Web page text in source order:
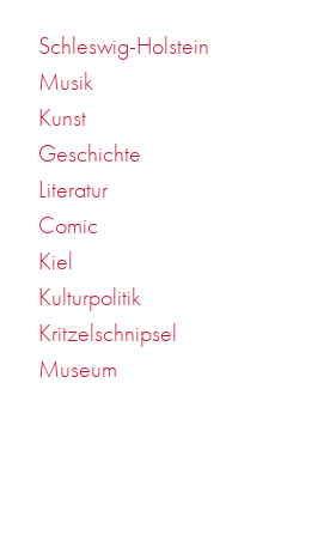
Schleswig-Holstein
Musik
Kunst
Geschichte
Literatur
Comic
Kiel
Kulturpolitik
Kritzelschnipsel
Museum